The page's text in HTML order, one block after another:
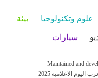
علوم وتكنولوجيا بيئة
سيارات
Maintained and